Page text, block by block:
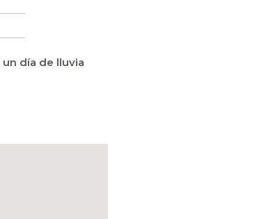
día de lluvia